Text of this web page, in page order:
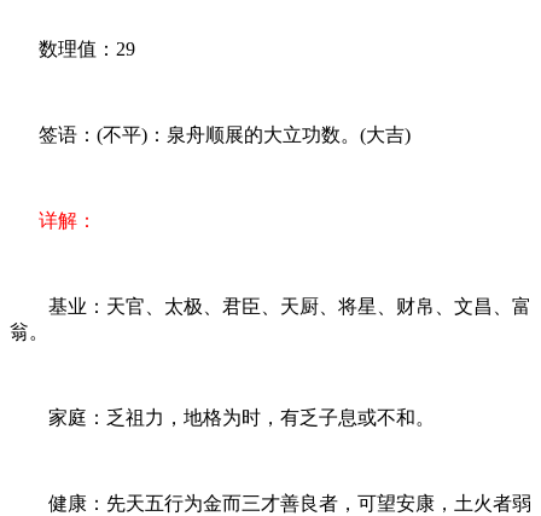
数理值：29
签语：(不平)：泉舟顺展的大立功数。(大吉)
详解：
基业：天官、太极、君臣、天厨、将星、财帛、文昌、富
翁。
家庭：乏祖力，地格为时，有乏子息或不和。
健康：先天五行为金而三才善良者，可望安康，土火者弱